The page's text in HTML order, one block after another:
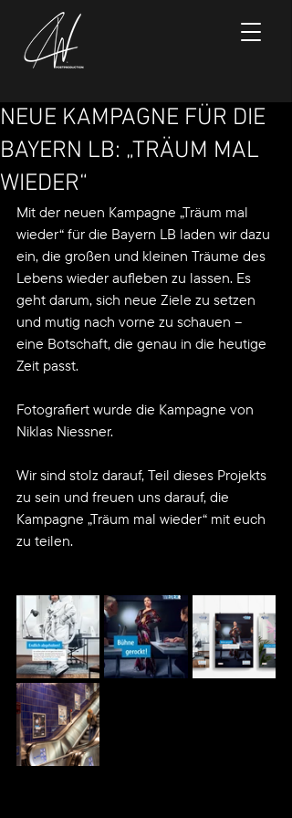
NEUE KAMPAGNE FÜR DIE
BAYERN LB: „TRÄUM MAL
WIEDER“
Mit der neuen Kampagne „Träum mal
wieder“ für die Bayern LB laden wir dazu
ein, die großen und kleinen Träume des
Lebens wieder aufleben zu lassen. Es
geht darum, sich neue Ziele zu setzen
und mutig nach vorne zu schauen –
eine Botschaft, die genau in die heutige
Zeit passt.
Fotografiert wurde die Kampagne von
Niklas Niessner.
Wir sind stolz darauf, Teil dieses Projekts
zu sein und freuen uns darauf, die
Kampagne „Träum mal wieder“ mit euch
zu teilen.